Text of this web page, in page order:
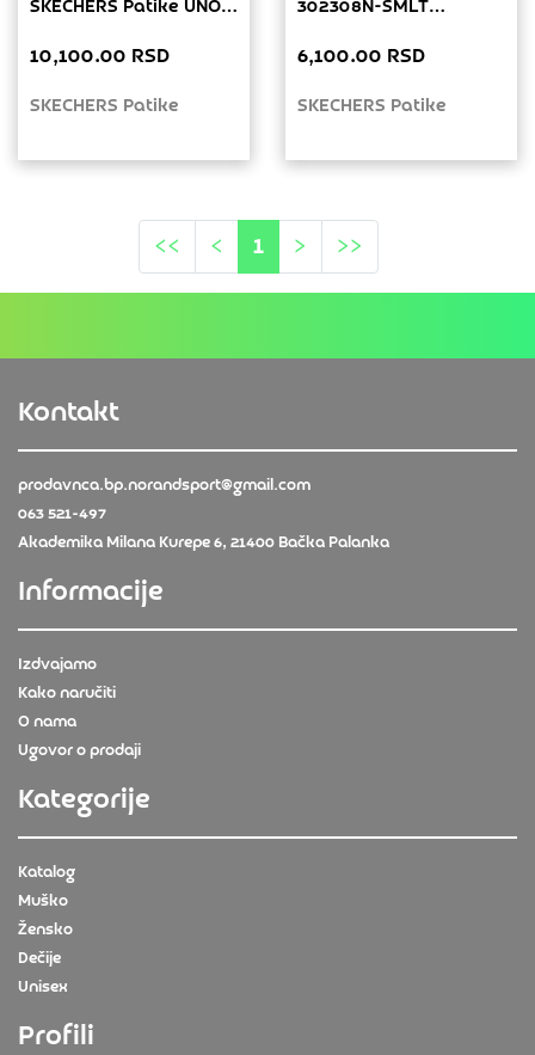
SKECHERS Patike UNO
177094-BBK
10,100.00 RSD
SKECHERS Patike
302308N-SMLT
LIGHTS - RAINBOW LUX
6,100.00 RSD
SKECHERS Patike
<< Prethodna
< Prethodna
1 > Sledeća
>>
Kontakt
prodavnca.bp.norandsport@gmail.com
063 521-497
Akademika Milana Kurepe 6, 21400 Bačka Palanka
Informacije
Izdvajamo
Kako naručiti
O nama
Ugovor o prodaji
Kategorije
Katalog
Muško
Žensko
Dečije
Unisex
Profili